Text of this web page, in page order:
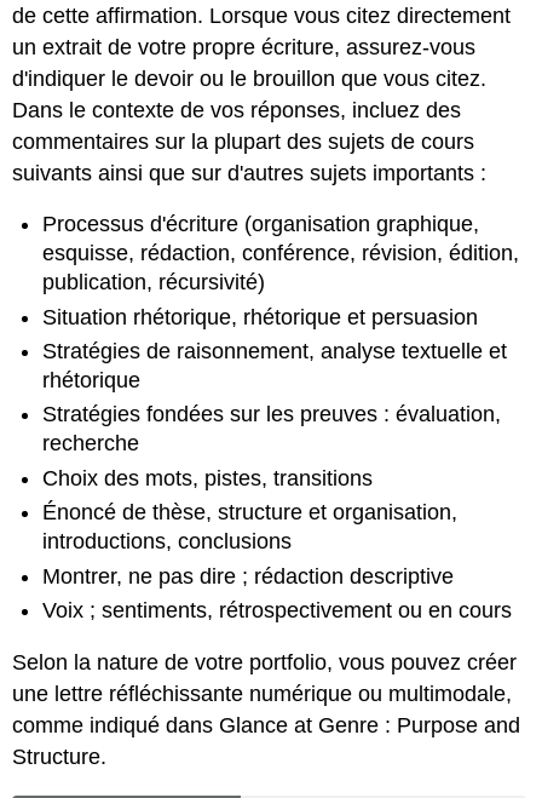
de cette affirmation. Lorsque vous citez directement
un extrait de votre propre écriture, assurez-vous
d'indiquer le devoir ou le brouillon que vous citez.
Dans le contexte de vos réponses, incluez des
commentaires sur la plupart des sujets de cours
suivants ainsi que sur d'autres sujets importants :
Processus d'écriture (organisation graphique,
esquisse, rédaction, conférence, révision, édition,
publication, récursivité)
Situation rhétorique, rhétorique et persuasion
Stratégies de raisonnement, analyse textuelle et
rhétorique
Stratégies fondées sur les preuves : évaluation,
recherche
Choix des mots, pistes, transitions
Énoncé de thèse, structure et organisation,
introductions, conclusions
Montrer, ne pas dire ; rédaction descriptive
Voix ; sentiments, rétrospectivement ou en cours
Selon la nature de votre portfolio, vous pouvez créer
une lettre réfléchissante numérique ou multimodale,
comme indiqué dans Glance at Genre : Purpose and
Structure.